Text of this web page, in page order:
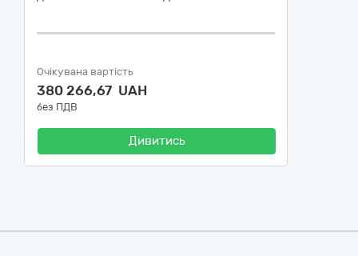
Очікувана вартість
380 266,67 UAH
без ПДВ
Дивитись